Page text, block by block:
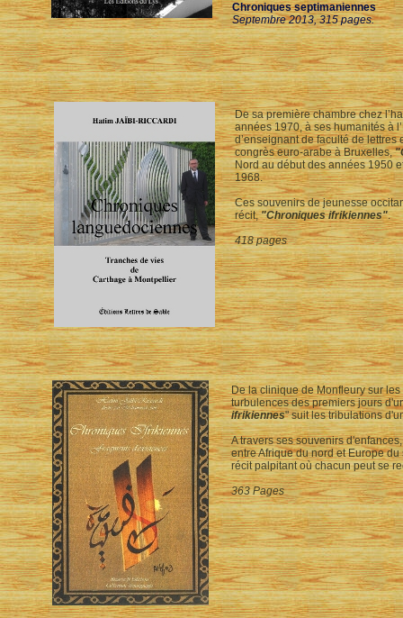
Chroniques septimaniennes
Septembre 2013, 315 pages.
De sa première chambre chez
années 1970, à ses humanités à
d’enseignant de faculté de lettres
congrès euro-arabe à Bruxelles,
Nord au début des années 1950
1968.
Ces souvenirs de jeunesse
récit,"Chroniques ifrikiennes".
418 pages
De la clinique de Monfleury sur
turbulences des premiers jours
ifrikiennes" suit les tribulations
A travers ses souvenirs
entre Afrique du nord et Europe
récit palpitant où chacun peut se
363 Pages